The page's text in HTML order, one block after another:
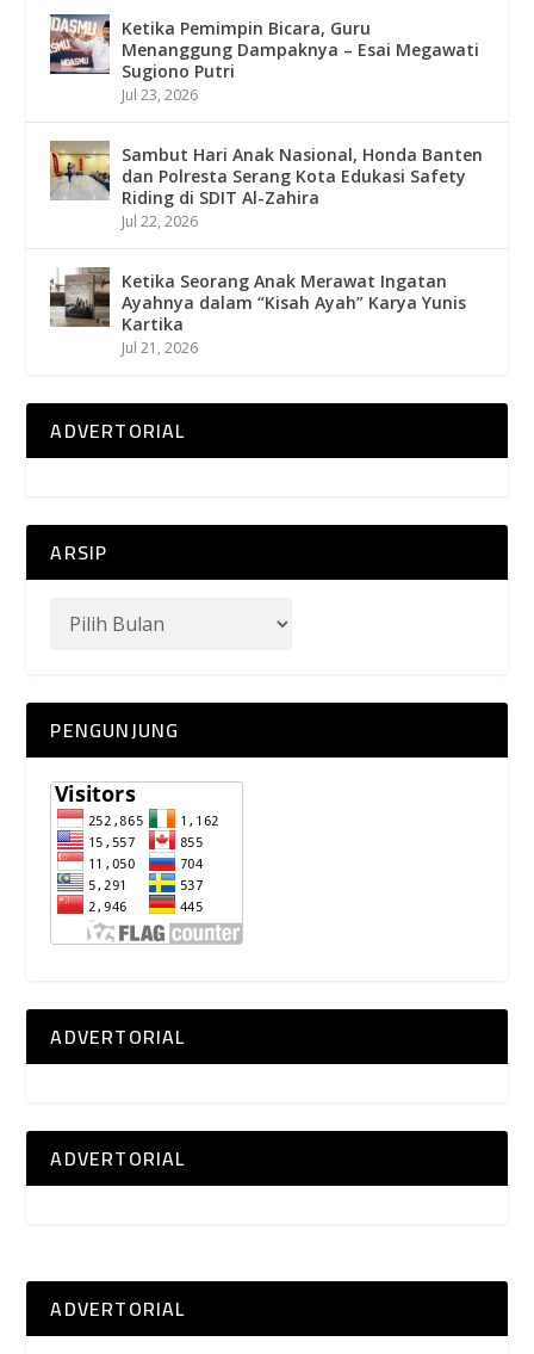
Ketika Pemimpin Bicara, Guru
Menanggung Dampaknya – Esai Megawati
Sugiono Putri
Jul 23, 2026
Sambut Hari Anak Nasional, Honda Banten
dan Polresta Serang Kota Edukasi Safety
Riding di SDIT Al-Zahira
Jul 22, 2026
Ketika Seorang Anak Merawat Ingatan
Ayahnya dalam “Kisah Ayah” Karya Yunis
Kartika
Jul 21, 2026
ADVERTORIAL
ARSIP
PENGUNJUNG
ADVERTORIAL
ADVERTORIAL
ADVERTORIAL